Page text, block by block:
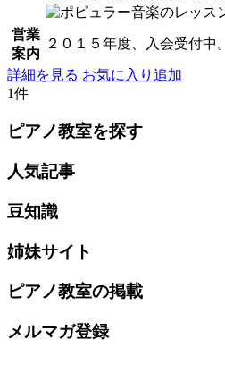
営業
案内
２０１５年度、入会受付中。
詳細を見る お気に入り追加
1件
ピアノ教室を探す
人気記事
豆知識
姉妹サイト
ピアノ教室の掲載
メルマガ登録